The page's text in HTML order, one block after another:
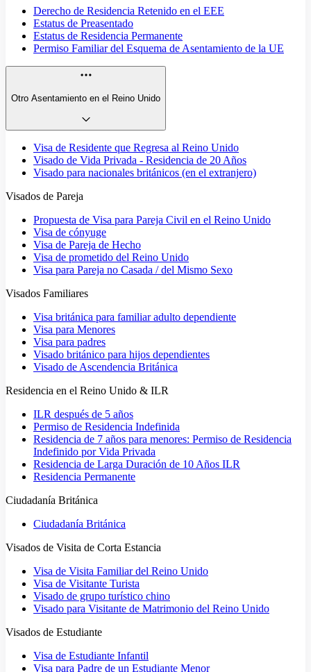
Derecho de Residencia Retenido en el EEE
Estatus de Preasentado
Estatus de Residencia Permanente
Permiso Familiar del Esquema de Asentamiento de la UE
Otro Asentamiento en el Reino Unido
Visa de Residente que Regresa al Reino Unido
Visado de Vida Privada - Residencia de 20 Años
Visado para nacionales británicos (en el extranjero)
Visados de Pareja
Propuesta de Visa para Pareja Civil en el Reino Unido
Visa de cónyuge
Visa de Pareja de Hecho
Visa de prometido del Reino Unido
Visa para Pareja no Casada / del Mismo Sexo
Visados Familiares
Visa británica para familiar adulto dependiente
Visa para Menores
Visa para padres
Visado británico para hijos dependientes
Visado de Ascendencia Británica
Residencia en el Reino Unido & ILR
ILR después de 5 años
Permiso de Residencia Indefinida
Residencia de 7 años para menores: Permiso de Residencia
Indefinido por Vida Privada
Residencia de Larga Duración de 10 Años ILR
Residencia Permanente
Ciudadanía Británica
Ciudadanía Británica
Visados de Visita de Corta Estancia
Visa de Visita Familiar del Reino Unido
Visa de Visitante Turista
Visado de grupo turístico chino
Visado para Visitante de Matrimonio del Reino Unido
Visados de Estudiante
Visa de Estudiante Infantil
Visa para Padre de un Estudiante Menor